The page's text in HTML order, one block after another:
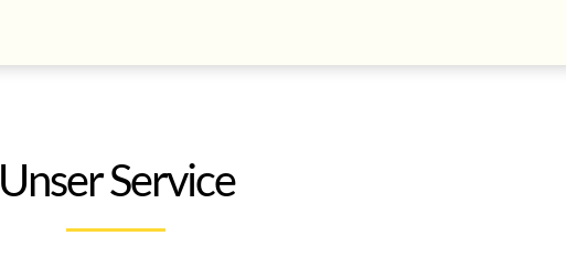
Unser Service